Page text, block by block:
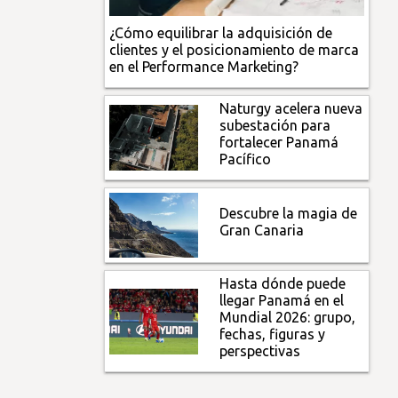
¿Cómo equilibrar la adquisición de
clientes y el posicionamiento de marca
en el Performance Marketing?
Naturgy acelera nueva
subestación para
fortalecer Panamá
Pacífico
Descubre la magia de
Gran Canaria
Hasta dónde puede
llegar Panamá en el
Mundial 2026: grupo,
fechas, figuras y
perspectivas